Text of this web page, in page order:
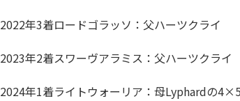
2022年3着ロードゴラッソ：父ハーツクライ
2023年2着スワーヴアラミス：父ハーツクライ
2024年1着ライトウォーリア：母Lyphardの4×5